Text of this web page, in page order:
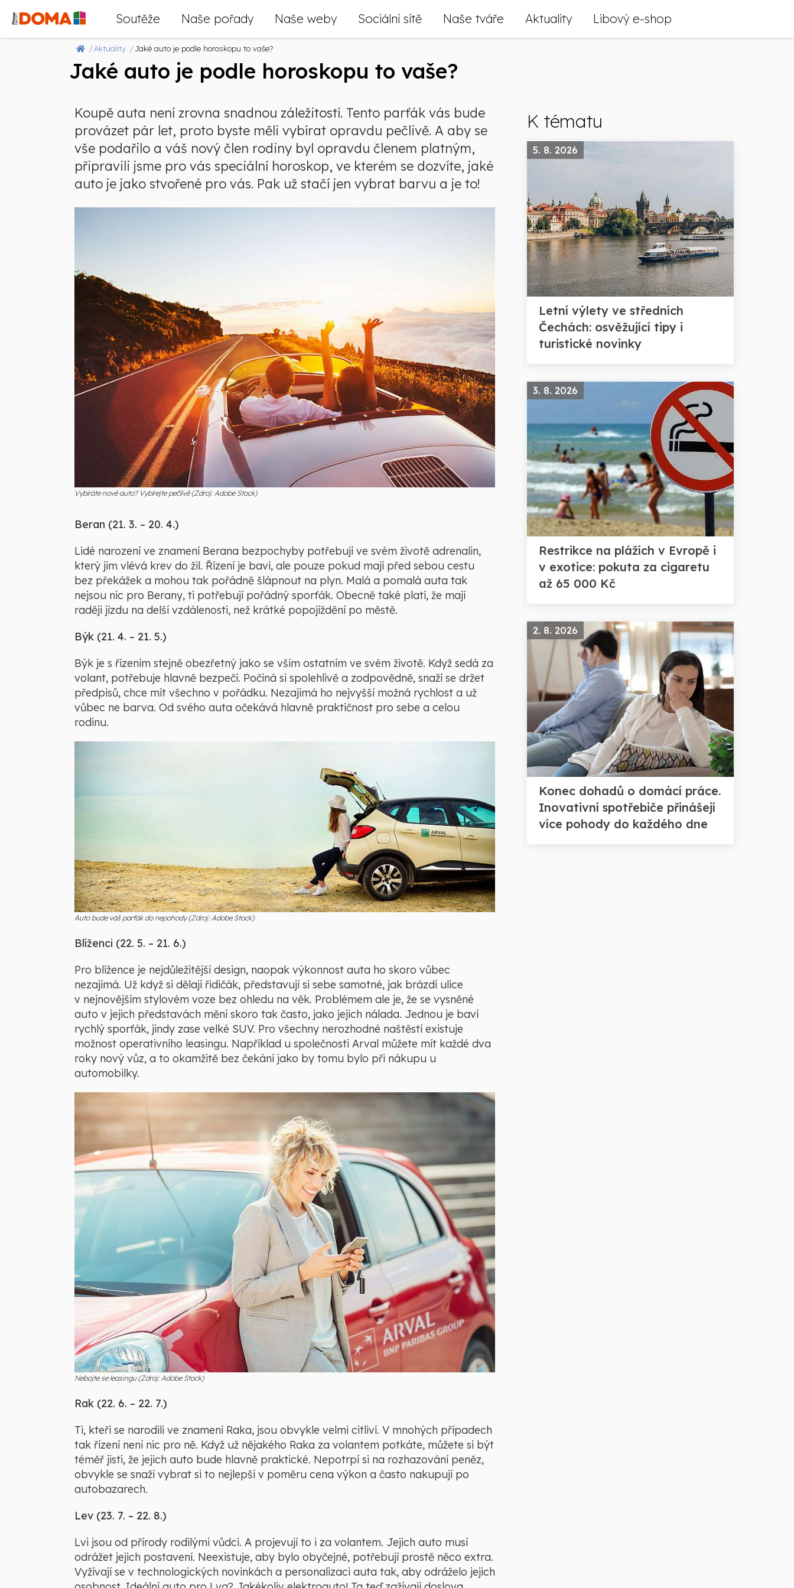
Soutěže Naše pořady Naše weby Sociální sítě Naše tváře Aktuality Libový e-shop
Aktuality Jaké auto je podle horoskopu to vaše?
Jaké auto je podle horoskopu to vaše?
Koupě auta není zrovna snadnou záležitostí. Tento parťák vás bude
provázet pár let, proto byste měli vybírat opravdu pečlivě. A aby se
vše podařilo a váš nový člen rodiny byl opravdu členem platným,
připravili jsme pro vás speciální horoskop, ve kterém se dozvíte, jaké
auto je jako stvořené pro vás. Pak už stačí jen vybrat barvu a je to!
Vybíráte nové auto? Vybírejte pečlivě (Zdroj: Adobe Stock)
Beran (21. 3. – 20. 4.)
Lidé narození ve znamení Berana bezpochyby potřebují ve svém životě adrenalin,
který jim vlévá krev do žil. Řízení je baví, ale pouze pokud mají před sebou cestu
bez překážek a mohou tak pořádně šlápnout na plyn. Malá a pomalá auta tak
nejsou nic pro Berany, ti potřebují pořádný sporťák. Obecně také platí, že mají
raději jízdu na delší vzdálenosti, než krátké popojíždění po městě.
Býk (21. 4. – 21. 5.)
Býk je s řízením stejně obezřetný jako se vším ostatním ve svém životě. Když sedá za
volant, potřebuje hlavně bezpečí. Počíná si spolehlivě a zodpovědně, snaží se držet
předpisů, chce mít všechno v pořádku. Nezajímá ho nejvyšší možná rychlost a už
vůbec ne barva. Od svého auta očekává hlavně praktičnost pro sebe a celou
rodinu.
Auto bude váš parťák do nepohody (Zdroj: Adobe Stock)
Blíženci (22. 5. – 21. 6.)
Pro blížence je nejdůležitější design, naopak výkonnost auta ho skoro vůbec
nezajímá. Už když si dělají řidičák, představují si sebe samotné, jak brázdí ulice
v nejnovějším stylovém voze bez ohledu na věk. Problémem ale je, že se vysněné
auto v jejich představách mění skoro tak často, jako jejich nálada. Jednou je baví
rychlý sporťák, jindy zase velké SUV. Pro všechny nerozhodné naštěstí existuje
možnost operativního leasingu. Například u společnosti Arval můžete mít každé dva
roky nový vůz, a to okamžitě bez čekání jako by tomu bylo při nákupu u
automobilky.
Nebojte se leasingu (Zdroj: Adobe Stock)
Rak (22. 6. – 22. 7.)
Ti, kteří se narodili ve znamení Raka, jsou obvykle velmi citliví. V mnohých případech
tak řízení není nic pro ně. Když už nějakého Raka za volantem potkáte, můžete si být
téměř jisti, že jejich auto bude hlavně praktické. Nepotrpí si na rozhazování peněz,
obvykle se snaží vybrat si to nejlepší v poměru cena výkon a často nakupují po
autobazarech.
Lev (23. 7. – 22. 8.)
Lvi jsou od přírody rodilými vůdci. A projevují to i za volantem. Jejich auto musí
odrážet jejich postavení. Neexistuje, aby bylo obyčejné, potřebují prostě něco extra.
Vyžívají se v technologických novinkách a personalizaci auta tak, aby odráželo jejich
K tématu
5. 8. 2026
Letní výlety ve středních
Čechách: osvěžující tipy i
turistické novinky
3. 8. 2026
Restrikce na plážích v Evropě i
v exotice: pokuta za cigaretu
až 65 000 Kč
2. 8. 2026
Konec dohadů o domácí práce.
Inovativní spotřebiče přinášejí
více pohody do každého dne